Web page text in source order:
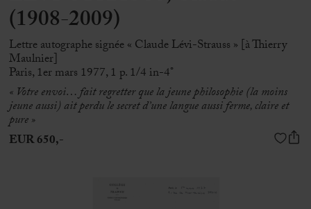
(1908-2009)
Lettre autographe signée « Claude Lévi-Strauss » [à Thierry
Maulnier]
Paris, 1er mars 1977, 1 p. 1/4 in-4°
« Votre envoi… fait regretter que la jeune philosophie (la moins
jeune aussi) ait perdu le secret d’une langue aussi ferme, claire et
pure »
EUR 650,-